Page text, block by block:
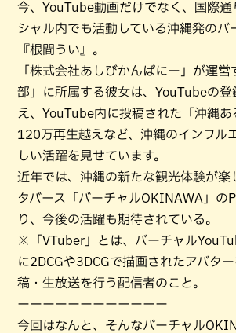
今、YouTube動画だけでなく、国際通
シャル内でも活動している沖縄発のバ
『根間うい』。
「株式会社あしびかんぱにー」が運営
部」に所属する彼女は、YouTubeの
え、YouTube内に投稿された「沖縄あ
120万再生越えなど、沖縄のインフル
しい活躍を見せています。
近年では、沖縄の新たな観光体験が楽
タバース「バーチャルOKINAWA」の
り、今後の活躍も期待されている。
※「VTuber」とは、バーチャル
に2DCGや3DCGで描画されたアバタ
稿・生放送を行う配信者のこと。
ーーーーーーーーーーーー
今回はなんと、そんなバーチャル